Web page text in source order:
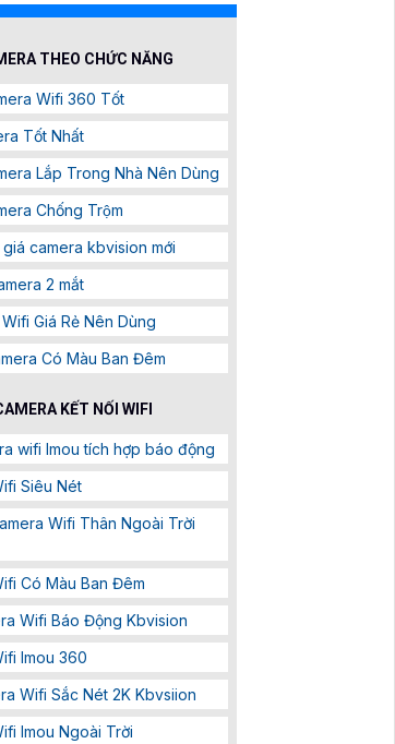
THEO CHỨC NĂNG
Wifi 360 Tốt
Tốt Nhất
Lắp Trong Nhà Nên Dùng
Chống Trộm
camera kbvision mới
2 mắt
Giá Rẻ Nên Dùng
Có Màu Ban Đêm
KẾT NỐI WIFI
wifi Imou tích hợp báo động
Siêu Nét
Wifi Thân Ngoài Trời
Có Màu Ban Đêm
Wifi Báo Động Kbvision
Imou 360
Wifi Sắc Nét 2K Kbvsiion
Imou Ngoài Trời